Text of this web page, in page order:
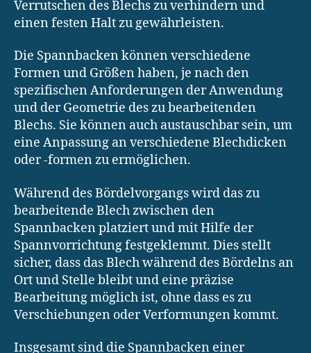
Verrutschen des Blechs zu verhindern und
einen festen Halt zu gewährleisten.
Die Spannbacken können verschiedene
Formen und Größen haben, je nach den
spezifischen Anforderungen der Anwendung
und der Geometrie des zu bearbeitenden
Blechs. Sie können auch austauschbar sein, um
eine Anpassung an verschiedene Blechdicken
oder -formen zu ermöglichen.
Während des Bördelvorgangs wird das zu
bearbeitende Blech zwischen den
Spannbacken platziert und mit Hilfe der
Spannvorrichtung festgeklemmt. Dies stellt
sicher, dass das Blech während des Bördelns an
Ort und Stelle bleibt und eine präzise
Bearbeitung möglich ist, ohne dass es zu
Verschiebungen oder Verformungen kommt.
Insgesamt sind die Spannbacken einer